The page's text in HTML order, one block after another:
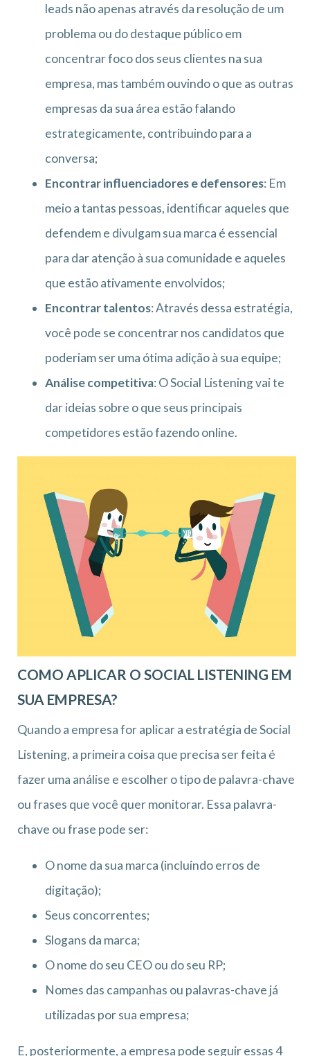
leads não apenas através da resolução de um
problema ou do destaque público em
concentrar foco dos seus clientes na sua
empresa, mas também ouvindo o que as outras
empresas da sua área estão falando
estrategicamente, contribuindo para a
conversa;
Encontrar influenciadores e defensores: Em
meio a tantas pessoas, identificar aqueles que
defendem e divulgam sua marca é essencial
para dar atenção à sua comunidade e aqueles
que estão ativamente envolvidos;
Encontrar talentos: Através dessa estratégia,
você pode se concentrar nos candidatos que
poderiam ser uma ótima adição à sua equipe;
Análise competitiva: O Social Listening vai te
dar ideias sobre o que seus principais
competidores estão fazendo online.
COMO APLICAR O SOCIAL LISTENING EM
SUA EMPRESA?
Quando a empresa for aplicar a estratégia de Social
Listening, a primeira coisa que precisa ser feita é
fazer uma análise e escolher o tipo de palavra-chave
ou frases que você quer monitorar. Essa palavra-
chave ou frase pode ser:
O nome da sua marca (incluindo erros de
digitação);
Seus concorrentes;
Slogans da marca;
O nome do seu CEO ou do seu RP;
Nomes das campanhas ou palavras-chave já
utilizadas por sua empresa;
E, posteriormente, a empresa pode seguir essas 4